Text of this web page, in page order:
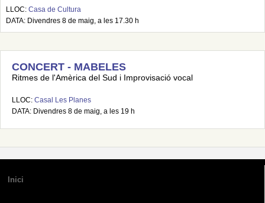
LLOC: Casa de Cultura
DATA: Divendres 8 de maig, a les 17.30 h
CONCERT - MABELES
Ritmes de l'Amèrica del Sud i Improvisació vocal
LLOC: Casal Les Planes
DATA: Divendres 8 de maig, a les 19 h
Inici